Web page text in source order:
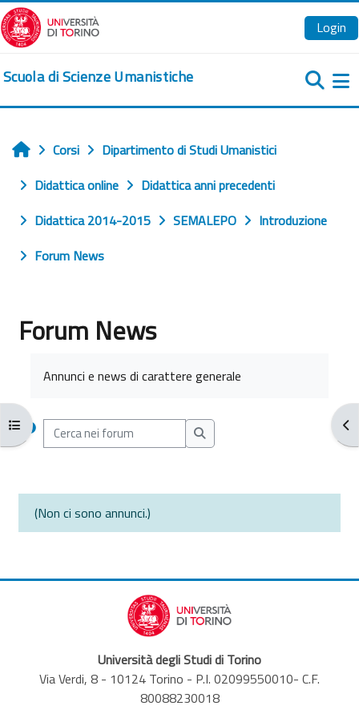
Vai al contenuto principale
Login
Scuola di Scienze Umanistiche
Apri indice del corso
Home
Corsi
Dipartimento di Studi Umanistici
Didattica online
Didattica anni precedenti
Didattica 2014-2015
SEMALEPO
Introduzione
Forum News
Forum News
Annunci e news di carattere generale
Cerca nei forum
Cerca nei forum
(Non ci sono annunci.)
Università degli Studi di Torino
Via Verdi, 8 - 10124 Torino - P.I. 02099550010- C.F.
80088230018